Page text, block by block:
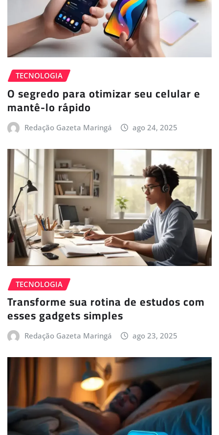
TECNOLOGIA
O segredo para otimizar seu celular e
mantê-lo rápido
Redação Gazeta Maringá ago 24, 2025
TECNOLOGIA
Transforme sua rotina de estudos com
esses gadgets simples
Redação Gazeta Maringá ago 23, 2025